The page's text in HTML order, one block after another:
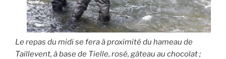
Le repas du midi se fera à proximité du hameau de
Taillevent, à base de Tielle, rosé, gâteau au chocolat ;